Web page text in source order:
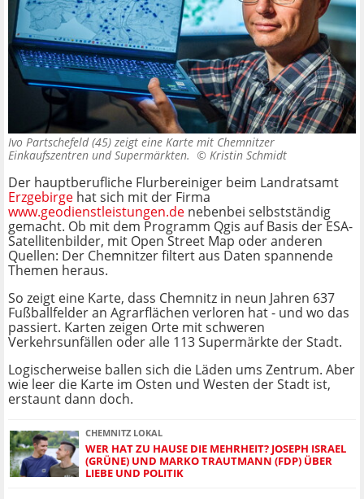
Ivo Partschefeld (45) zeigt eine Karte mit Chemnitzer
Einkaufszentren und Supermärkten. © Kristin Schmidt
Der hauptberufliche Flurbereiniger beim Landratsamt
Erzgebirge hat sich mit der Firma
www.geodienstleistungen.de nebenbei selbstständig
gemacht. Ob mit dem Programm Qgis auf Basis der ESA-
Satellitenbilder, mit Open Street Map oder anderen
Quellen: Der Chemnitzer filtert aus Daten spannende
Themen heraus.
So zeigt eine Karte, dass Chemnitz in neun Jahren 637
Fußballfelder an Agrarflächen verloren hat - und wo das
passiert. Karten zeigen Orte mit schweren
Verkehrsunfällen oder alle 113 Supermärkte der Stadt.
Logischerweise ballen sich die Läden ums Zentrum. Aber
wie leer die Karte im Osten und Westen der Stadt ist,
erstaunt dann doch.
CHEMNITZ LOKAL
WER HAT ZU HAUSE DIE MEHRHEIT? JOSEPH ISRAEL
(GRÜNE) UND MARKO TRAUTMANN (FDP) ÜBER
LIEBE UND POLITIK